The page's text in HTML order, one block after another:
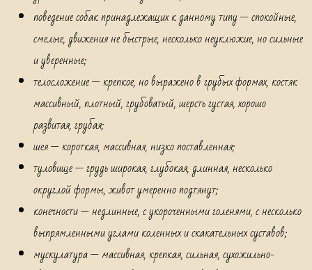
поведение собак принадлежащих к данному типу — спокойные,
смелые, движения не быстрые, несколько неуклюжие, но сильные
и уверенные;
телосложение — крепкое, но выражено в грубых формах, костяк
массивный, плотный, грубоватый, шерсть густая, хорошо
развитая, грубая;
шея — короткая, массивная, низко поставленная;
туловище — грудь широкая, глубокая, длинная, несколько
округлой формы, живот умеренно подтянут;
конечности — недлинные, с укороченными голенями, с несколько
выпрямленными углами коленных и скакательных суставов;
мускулатура — массивная, крепкая, сильная, сухожильно-